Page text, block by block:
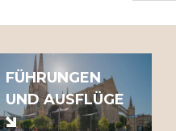
FÜHRUNGEN
UND AUSFLÜGE